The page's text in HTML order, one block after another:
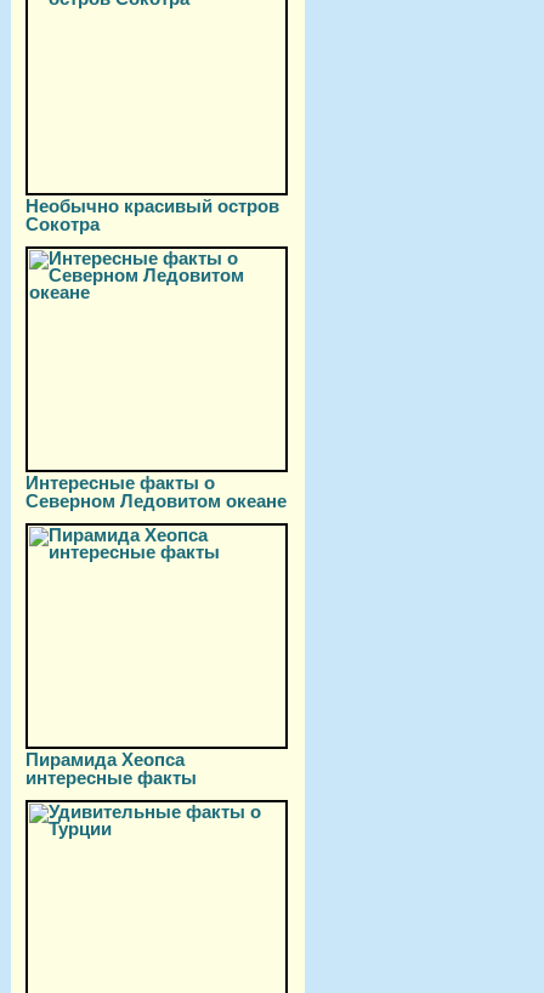
Необычно красивый остров
Сокотра
Интересные факты о
Северном Ледовитом океане
Пирамида Хеопса
интересные факты